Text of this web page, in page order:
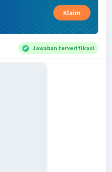
Klaim
Jawaban terverifikasi